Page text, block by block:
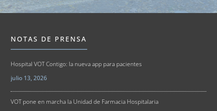
NOTAS DE PRENSA
Hospital VOT Contigo: la nueva app para pacientes
julio 13, 2026
VOT pone en marcha la Unidad de Farmacia Hospitalaria